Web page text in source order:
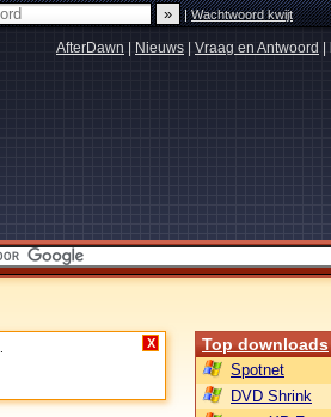
|Wachtwoord kwijt
AfterDawn Nieuws Vraag en Antwoord
X Top downloads
Spotnet
DVD Shrink